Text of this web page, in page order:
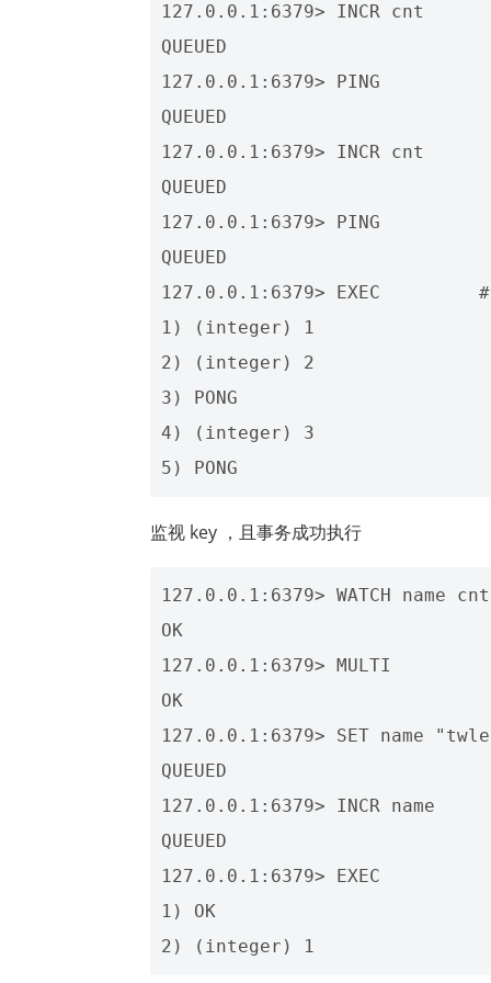
127.0.0.1:6379> INCR cnt
QUEUED
127.0.0.1:6379> PING
QUEUED
127.0.0.1:6379> INCR cnt
QUEUED
127.0.0.1:6379> PING
QUEUED
127.0.0.1:6379> EXEC         #
1) (integer) 1
2) (integer) 2
3) PONG
4) (integer) 3
监视 key ，且事务成功执行
127.0.0.1:6379> WATCH name cnt
OK
127.0.0.1:6379> MULTI
OK
127.0.0.1:6379> SET name
QUEUED
127.0.0.1:6379> INCR name
QUEUED
127.0.0.1:6379> EXEC
1) OK